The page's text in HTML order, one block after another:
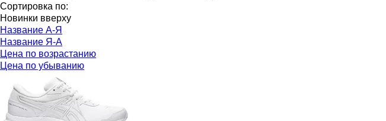
Сортировка по:
Новинки вверху
Название А-Я
Название Я-А
Цена по возрастанию
Цена по убыванию